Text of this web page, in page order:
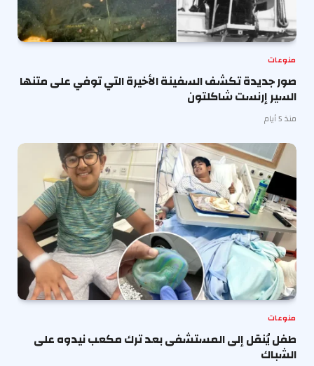
منوعات
صور جديدة تكشف السفينة الأخيرة التي توفي على متنها
السير إرنست شاكلتون
منذ 5 أيام
منوعات
طفل يُنقل إلى المستشفى بعد ترك مكعب نيدوه على
الشباك